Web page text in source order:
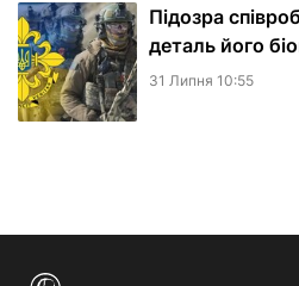
Підозра
деталь його
31 Липня 10:55